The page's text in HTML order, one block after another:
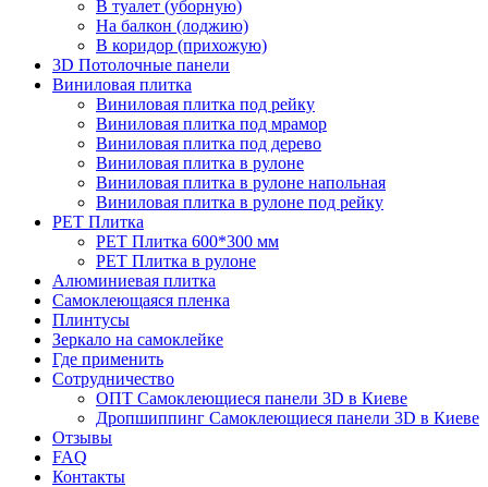
В туалет (уборную)
На балкон (лоджию)
В коридор (прихожую)
3D Потолочные панели
Виниловая плитка
Виниловая плитка под рейку
Виниловая плитка под мрамор
Виниловая плитка под дерево
Виниловая плитка в рулоне
Виниловая плитка в рулоне напольная
Виниловая плитка в рулоне под рейку
PET Плитка
PET Плитка 600*300 мм
PET Плитка в рулоне
Алюминиевая плитка
Самоклеющаяся пленка
Плинтусы
Зеркало на самоклейке
Где применить
Сотрудничество
ОПТ Самоклеющиеся панели 3D в Киеве
Дропшиппинг Самоклеющиеся панели 3D в Киеве
Отзывы
FAQ
Контакты